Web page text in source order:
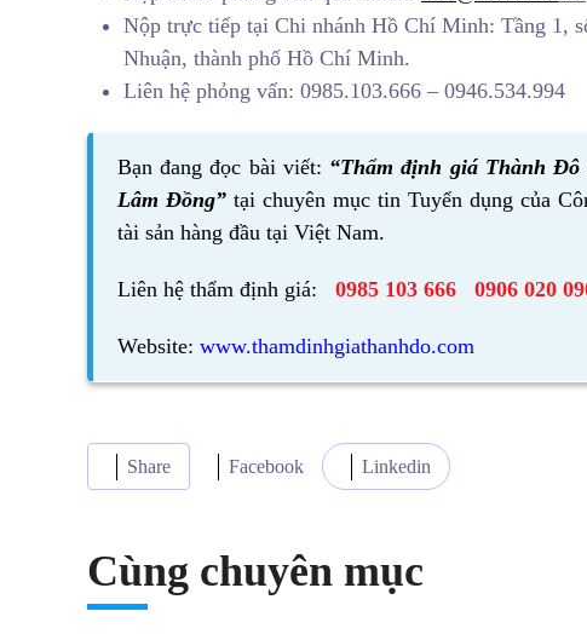
Nộp trực tiếp tại Chi nhánh Hồ Chí Minh: Tầng 1,
Nhuận, thành phố Hồ Chí Minh.
Liên hệ phỏng vấn: 0985.103.666 – 0946.534.994
Bạn đang đọc bài viết: “Thẩm định giá Thành
Lâm Đồng” tại chuyên mục tin Tuyển dụng của
tài sản hàng đầu tại Việt Nam.
Liên hệ thẩm định giá: 0985 103 666 0906 020
Website: www.thamdinhgiathanhdo.com
Share Facebook Linkedin
Cùng chuyên mục